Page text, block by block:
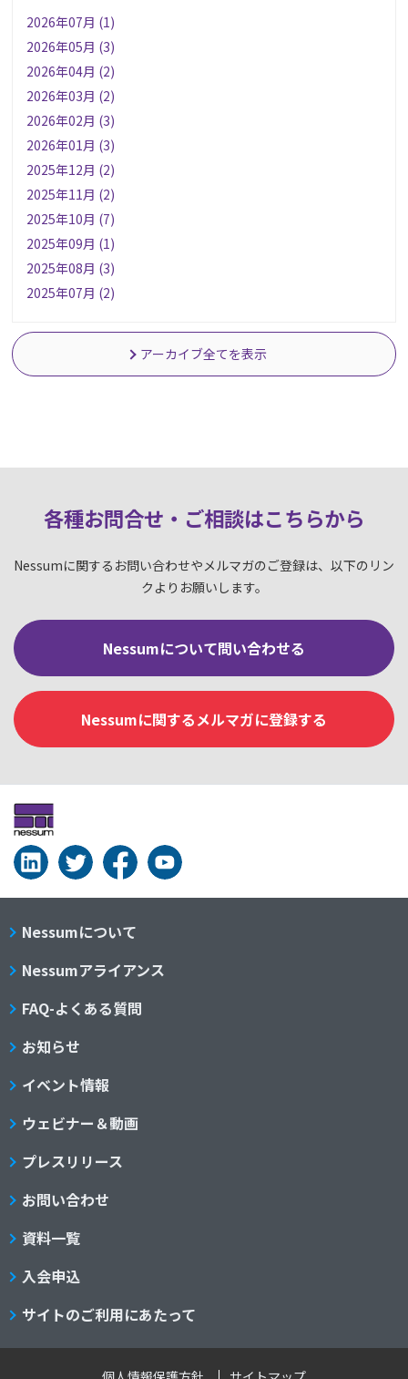
2026年07月 (1)
2026年05月 (3)
2026年04月 (2)
2026年03月 (2)
2026年02月 (3)
2026年01月 (3)
2025年12月 (2)
2025年11月 (2)
2025年10月 (7)
2025年09月 (1)
2025年08月 (3)
2025年07月 (2)
アーカイブ全てを表示
各種お問合せ・ご相談はこちらから
Nessumに関するお問い合わせやメルマガのご登録は、以下のリン
クよりお願いします。
Nessumについて問い合わせる
Nessumに関するメルマガに登録する
Nessumについて
Nessumアライアンス
FAQ-よくある質問
お知らせ
イベント情報
ウェビナー＆動画
プレスリリース
お問い合わせ
資料一覧
入会申込
サイトのご利用にあたって